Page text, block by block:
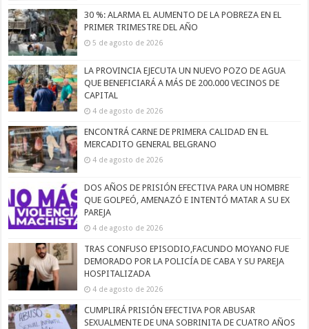
30 %: ALARMA EL AUMENTO DE LA POBREZA EN EL
PRIMER TRIMESTRE DEL AÑO
5 de agosto de 2026
LA PROVINCIA EJECUTA UN NUEVO POZO DE AGUA
QUE BENEFICIARÁ A MÁS DE 200.000 VECINOS DE
CAPITAL
4 de agosto de 2026
ENCONTRÁ CARNE DE PRIMERA CALIDAD EN EL
MERCADITO GENERAL BELGRANO
4 de agosto de 2026
DOS AÑOS DE PRISIÓN EFECTIVA PARA UN HOMBRE
QUE GOLPEÓ, AMENAZÓ E INTENTÓ MATAR A SU EX
PAREJA
4 de agosto de 2026
TRAS CONFUSO EPISODIO,FACUNDO MOYANO FUE
DEMORADO POR LA POLICÍA DE CABA Y SU PAREJA
HOSPITALIZADA
4 de agosto de 2026
CUMPLIRÁ PRISIÓN EFECTIVA POR ABUSAR
SEXUALMENTE DE UNA SOBRINITA DE CUATRO AÑOS